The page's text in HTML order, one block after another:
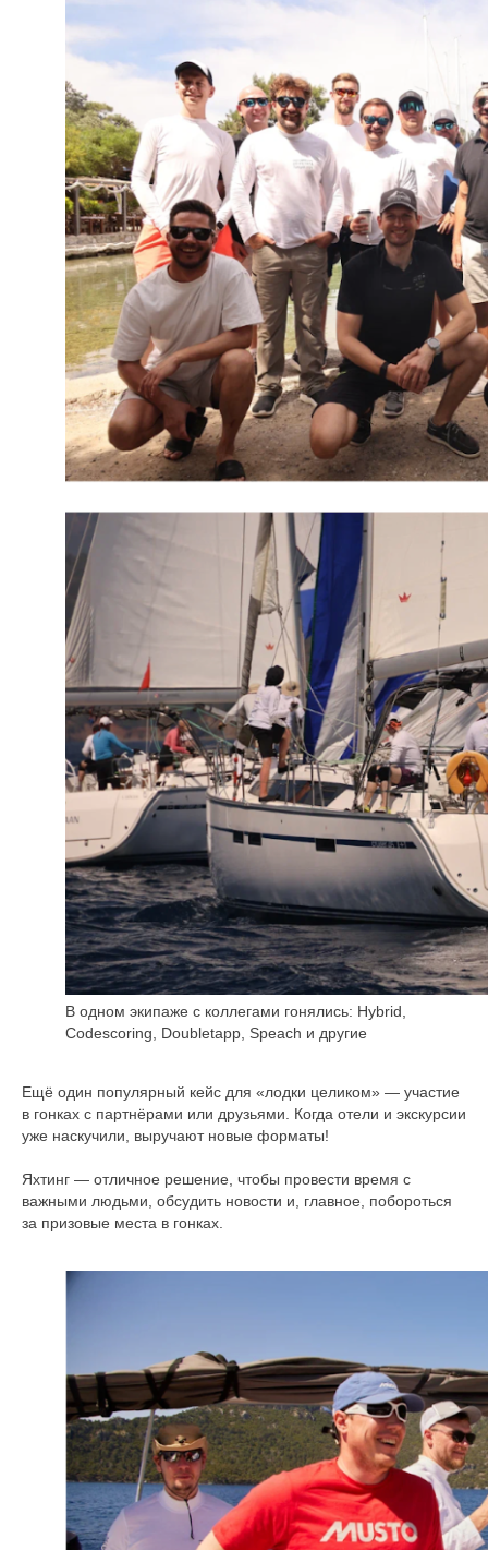
В одном экипаже с коллегами гонялись: Hybrid,
Codescoring, Doubletapp, Speach и другие
Ещё один популярный кейс для «лодки целиком» — участие
в гонках с партнёрами или друзьями. Когда отели и экскурсии
уже наскучили, выручают новые форматы!
Яхтинг — отличное решение, чтобы провести время с
важными людьми, обсудить новости и, главное, побороться
за призовые места в гонках.